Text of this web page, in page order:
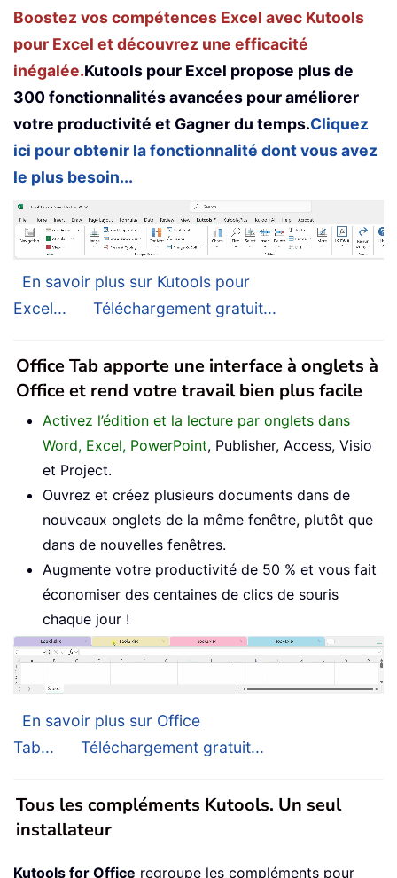
Boostez vos compétences Excel avec Kutools
pour Excel et découvrez une efficacité
inégalée.Kutools pour Excel propose plus de
300 fonctionnalités avancées pour améliorer
votre productivité et Gagner du temps.Cliquez
ici pour obtenir la fonctionnalité dont vous avez
le plus besoin...
En savoir plus sur Kutools pour
Excel...
Téléchargement gratuit...
Office Tab apporte une interface à onglets à
Office et rend votre travail bien plus facile
Activez l’édition et la lecture par onglets dans
Word, Excel, PowerPoint, Publisher, Access, Visio
et Project.
Ouvrez et créez plusieurs documents dans de
nouveaux onglets de la même fenêtre, plutôt que
dans de nouvelles fenêtres.
Augmente votre productivité de 50 % et vous fait
économiser des centaines de clics de souris
chaque jour !
En savoir plus sur Office
Tab...
Téléchargement gratuit...
Tous les compléments Kutools. Un seul
installateur
Kutools for Office regroupe les compléments pour